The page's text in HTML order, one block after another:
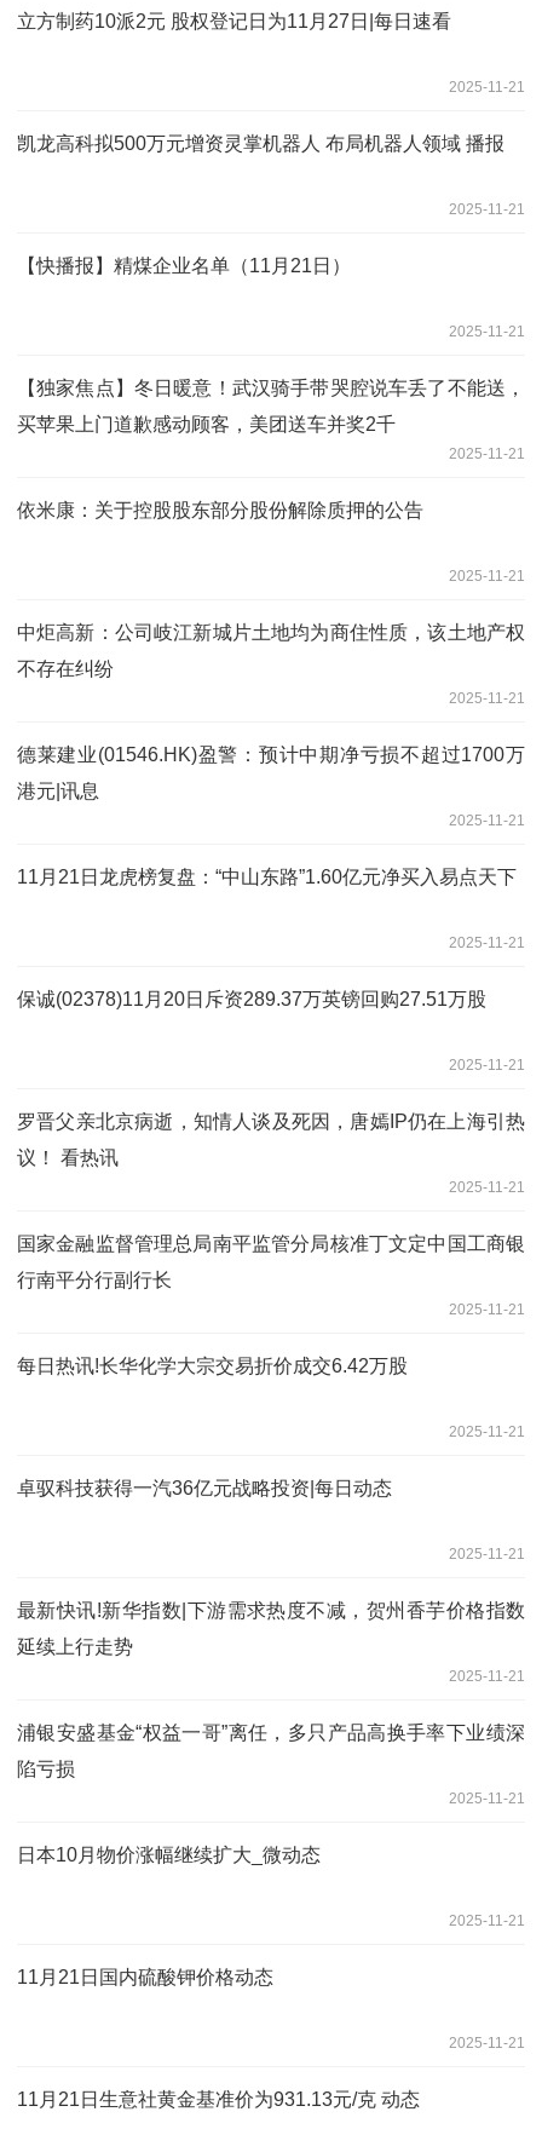
立方制药10派2元 股权登记日为11月27日|每日速看
2025-11-21
凯龙高科拟500万元增资灵掌机器人 布局机器人领域 播报
2025-11-21
【快播报】精煤企业名单（11月21日）
2025-11-21
【独家焦点】冬日暖意！武汉骑手带哭腔说车丢了不能送，
买苹果上门道歉感动顾客，美团送车并奖2千
2025-11-21
依米康：关于控股股东部分股份解除质押的公告
2025-11-21
中炬高新：公司岐江新城片土地均为商住性质，该土地产权
不存在纠纷
2025-11-21
德莱建业(01546.HK)盈警：预计中期净亏损不超过1700万
港元|讯息
2025-11-21
11月21日龙虎榜复盘：“中山东路”1.60亿元净买入易点天下
2025-11-21
保诚(02378)11月20日斥资289.37万英镑回购27.51万股
2025-11-21
罗晋父亲北京病逝，知情人谈及死因，唐嫣IP仍在上海引热
议！ 看热讯
2025-11-21
国家金融监督管理总局南平监管分局核准丁文定中国工商银
行南平分行副行长
2025-11-21
每日热讯!长华化学大宗交易折价成交6.42万股
2025-11-21
卓驭科技获得一汽36亿元战略投资|每日动态
2025-11-21
最新快讯!新华指数|下游需求热度不减，贺州香芋价格指数
延续上行走势
2025-11-21
浦银安盛基金“权益一哥”离任，多只产品高换手率下业绩深
陷亏损
2025-11-21
日本10月物价涨幅继续扩大_微动态
2025-11-21
11月21日国内硫酸钾价格动态
2025-11-21
11月21日生意社黄金基准价为931.13元/克 动态